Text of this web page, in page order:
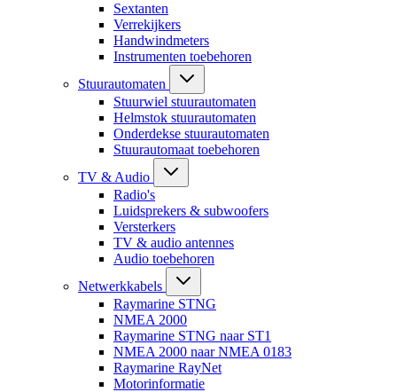
Sextanten
Verrekijkers
Handwindmeters
Instrumenten toebehoren
Stuurautomaten
Stuurwiel stuurautomaten
Helmstok stuurautomaten
Onderdekse stuurautomaten
Stuurautomaat toebehoren
TV & Audio
Radio's
Luidsprekers & subwoofers
Versterkers
TV & audio antennes
Audio toebehoren
Netwerkkabels
Raymarine STNG
NMEA 2000
Raymarine STNG naar ST1
NMEA 2000 naar NMEA 0183
Raymarine RayNet
Motorinformatie